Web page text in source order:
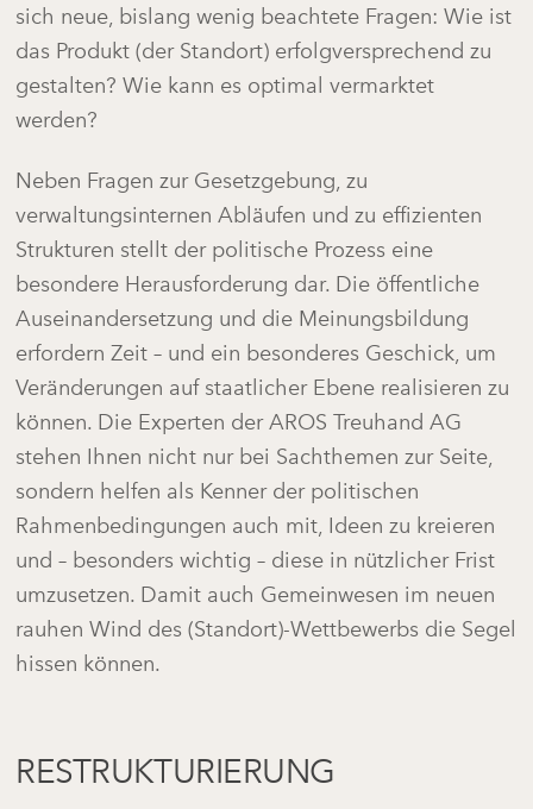
sich neue, bislang wenig beachtete Fragen: Wie ist
das Produkt (der Standort) erfolgversprechend zu
gestalten? Wie kann es optimal vermarktet
werden?
Neben Fragen zur Gesetzgebung, zu
verwaltungsinternen Abläufen und zu effizienten
Strukturen stellt der politische Prozess eine
besondere Herausforderung dar. Die öffentliche
Auseinandersetzung und die Meinungsbildung
erfordern Zeit – und ein besonderes Geschick, um
Veränderungen auf staatlicher Ebene realisieren zu
können. Die Experten der AROS Treuhand AG
stehen Ihnen nicht nur bei Sachthemen zur Seite,
sondern helfen als Kenner der politischen
Rahmenbedingungen auch mit, Ideen zu kreieren
und – besonders wichtig – diese in nützlicher Frist
umzusetzen. Damit auch Gemeinwesen im neuen
rauhen Wind des (Standort)-Wettbewerbs die Segel
hissen können.
RESTRUKTURIERUNG